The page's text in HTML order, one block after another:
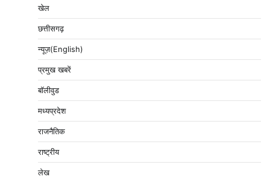
खेल
छत्तीसगढ़
न्यूज़(English)
प्रमुख खबरें
बॉलीवुड
मध्यप्रदेश
राजनैतिक
राष्ट्रीय
लेख